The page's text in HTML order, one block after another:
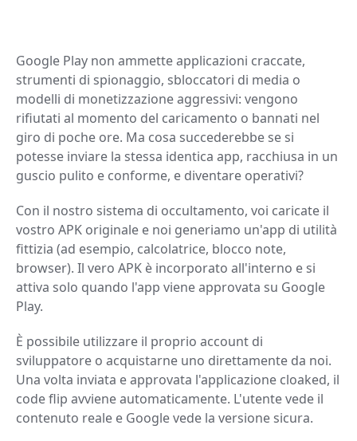
Google Play non ammette applicazioni craccate,
strumenti di spionaggio, sbloccatori di media o
modelli di monetizzazione aggressivi: vengono
rifiutati al momento del caricamento o bannati nel
giro di poche ore. Ma cosa succederebbe se si
potesse inviare la stessa identica app, racchiusa in un
guscio pulito e conforme, e diventare operativi?
Con il nostro sistema di occultamento, voi caricate il
vostro APK originale e noi generiamo un'app di utilità
fittizia (ad esempio, calcolatrice, blocco note,
browser). Il vero APK è incorporato all'interno e si
attiva solo quando l'app viene approvata su Google
Play.
È possibile utilizzare il proprio account di
sviluppatore o acquistarne uno direttamente da noi.
Una volta inviata e approvata l'applicazione cloaked, il
code flip avviene automaticamente. L'utente vede il
contenuto reale e Google vede la versione sicura.